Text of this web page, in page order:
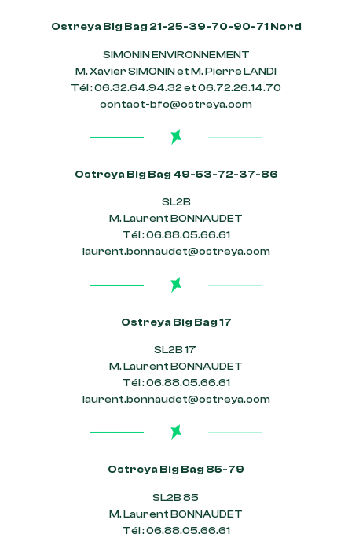
Ostreya Big Bag 21-25-39-70-90-71 Nord
SIMONIN ENVIRONNEMENT
M. Xavier SIMONIN et M. Pierre LANDI
Tél : 06.32.64.94.32 et 06.72.26.14.70
contact-bfc@ostreya.com
Ostreya Big Bag 49-53-72-37-86
SL2B
M. Laurent BONNAUDET
Tél : 06.88.05.66.61
laurent.bonnaudet@ostreya.com
Ostreya Big Bag 17
SL2B 17
M. Laurent BONNAUDET
Tél : 06.88.05.66.61
laurent.bonnaudet@ostreya.com
Ostreya Big Bag 85-79
SL2B 85
M. Laurent BONNAUDET
Tél : 06.88.05.66.61